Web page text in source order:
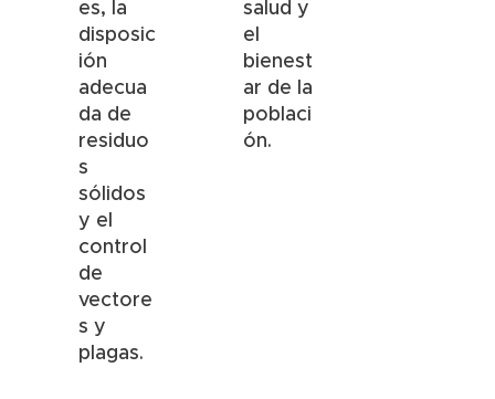
es, la
disposic
ión
adecua
da de
residuo
s
sólidos
y el
control
de
vectore
s y
plagas.
salud y
el
bienest
ar de la
poblaci
ón.